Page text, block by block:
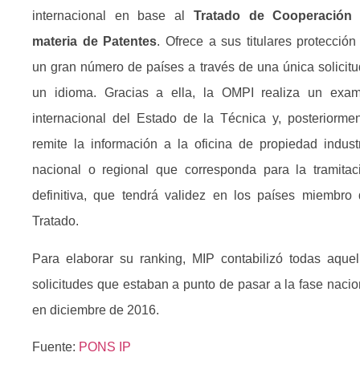
internacional en base al Tratado de Cooperación
materia de Patentes. Ofrece a sus titulares protección
un gran número de países a través de una única
un idioma. Gracias a ella, la OMPI realiza un
internacional del Estado de la Técnica y,
remite la información a la oficina de propiedad
nacional o regional que corresponda para la
definitiva, que tendrá validez en los países miembro
Tratado.
Para elaborar su ranking, MIP contabilizó todas
solicitudes que estaban a punto de pasar a la fase
en diciembre de 2016.
Fuente: PONS IP